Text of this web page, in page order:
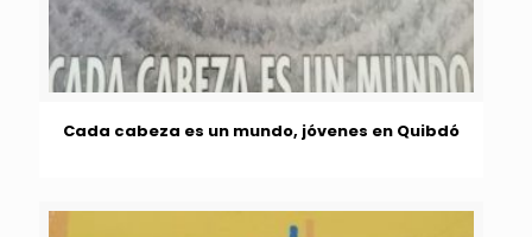
Cada cabeza es un mundo, jóvenes en Quibdó